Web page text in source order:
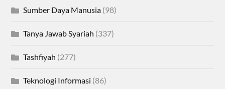
Sumber Daya Manusia (98)
Tanya Jawab Syariah (337)
Tashfiyah (277)
Teknologi Informasi (86)